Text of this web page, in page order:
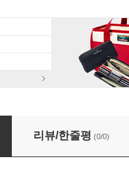
리뷰/한줄평 (0/0)